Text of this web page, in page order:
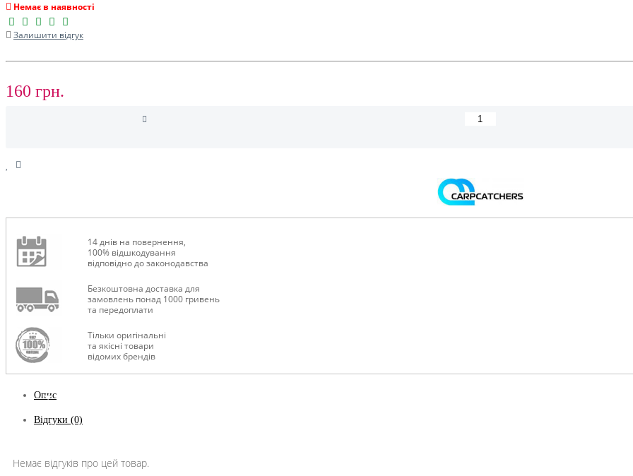
Немає в наявності
Залишити відгук
160 грн.
14 днів на повернення,
100% відшкодування
відповідно до законодавства
Безкоштовна доставка для
замовлень понад 1000 гривень
та передоплати
Тільки оригінальні
та якісні товари
відомих брендів
Опис
Відгуки (0)
Немає відгуків про цей товар.